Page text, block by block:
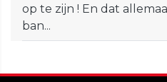
op te zijn ! En dat
ban...